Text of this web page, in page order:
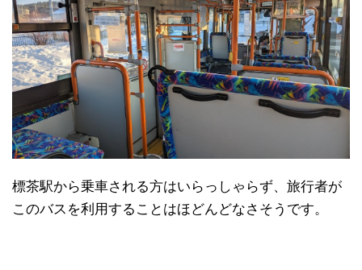
標茶駅から乗車される方はいらっしゃらず、旅行者が
このバスを利用することはほどんどなさそうです。